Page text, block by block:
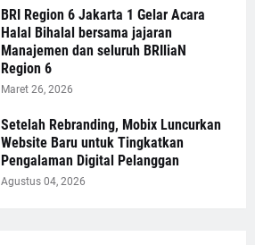
BRI Region 6 Jakarta 1 Gelar Acara
Halal Bihalal bersama jajaran
Manajemen dan seluruh BRIliaN
Region 6
Maret 26, 2026
Setelah Rebranding, Mobix Luncurkan
Website Baru untuk Tingkatkan
Pengalaman Digital Pelanggan
Agustus 04, 2026